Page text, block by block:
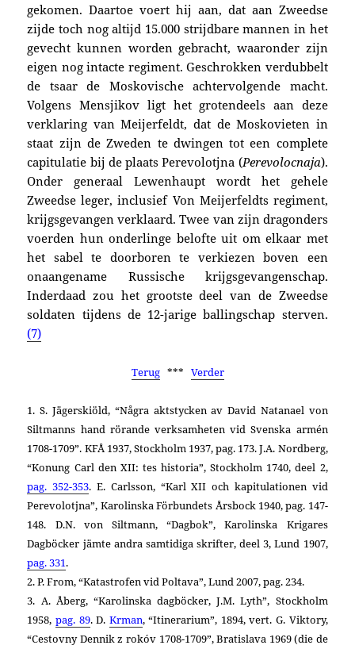
gekomen. Daartoe voert hij aan, dat aan Zweedse
zijde toch nog altijd 15.000 strijdbare mannen in het
gevecht kunnen worden gebracht, waaronder zijn
eigen nog intacte regiment. Geschrokken verdubbelt
de tsaar de Moskovische achtervolgende macht.
Volgens Mensjikov ligt het grotendeels aan deze
verklaring van Meijerfeldt, dat de Moskovieten in
staat zijn de Zweden te dwingen tot een complete
capitulatie bij de plaats Perevolotjna (Perevolocnaja).
Onder generaal Lewenhaupt wordt het gehele
Zweedse leger, inclusief Von Meijerfeldts regiment,
krijgsgevangen verklaard. Twee van zijn dragonders
voerden hun onderlinge belofte uit om elkaar met
het sabel te doorboren te verkiezen boven een
onaangename Russische krijgsgevangenschap.
Inderdaad zou het grootste deel van de Zweedse
soldaten tijdens de 12-jarige ballingschap sterven.
(7)
Terug*** Verder
1. S. Jägerskiöld, “Några aktstycken av David Natanael von
Siltmanns hand rörande verksamheten vid Svenska armén
1708-1709”. KFÅ 1937, Stockholm 1937, pag. 173. J.A. Nordberg,
“Konung Carl den XII: tes historia”, Stockholm 1740, deel 2,
pag. 352-353. E. Carlsson, “Karl XII och kapitulationen vid
Perevolotjna”, Karolinska Förbundets Årsbock 1940, pag. 147-
148. D.N. von Siltmann,“Dagbok”, Karolinska Krigares
Dagböcker jämte andra samtidiga skrifter, deel 3, Lund 1907,
pag. 331.
2. P. From, “Katastrofen vid Poltava”, Lund 2007, pag. 234.
3. A. Åberg, “Karolinska dagböcker, J.M. Lyth”, Stockholm
1958,pag. 89. D. Krman, “Itinerarium”, 1894, vert. G. Viktory,
“Cestovny Dennik z rokóv 1708-1709”, Bratislava 1969 (die de